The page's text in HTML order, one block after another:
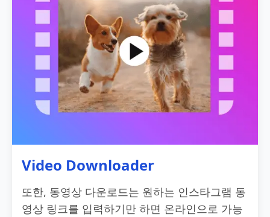
Video Downloader
또한, 동영상 다운로드는 원하는 인스타그램 동
영상 링크를 입력하기만 하면 온라인으로 가능